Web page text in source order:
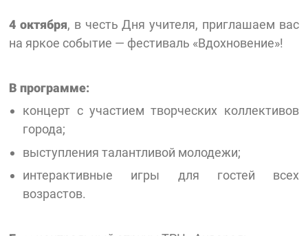
4 октября, в честь Дня учителя, приглашаем вас
на яркое событие — фестиваль «Вдохновение»!
В программе:
концерт с участием творческих коллективов
города;
выступления талантливой молодежи;
интерактивные игры для гостей всех
возрастов.